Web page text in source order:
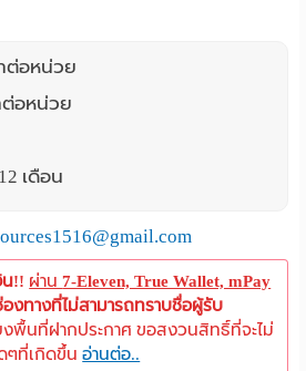
ต่อหน่วย
ต่อหน่วย
เดือน
น!! ผ่าน7-Eleven, True Wallet, mPay
องทางที่ไม่สามารถทราบชื่อผู้รับ
งพื้นที่ฝากประกาศ ขอสงวนสิทธิ์ที่จะไม่
ๆที่เกิดขึ้นอ่านต่อ..